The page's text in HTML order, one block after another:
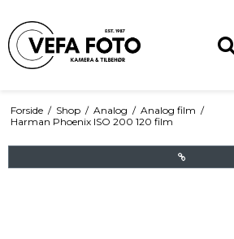
Forside / Shop / Analog / Analog film /
Harman Phoenix ISO 200 120 film